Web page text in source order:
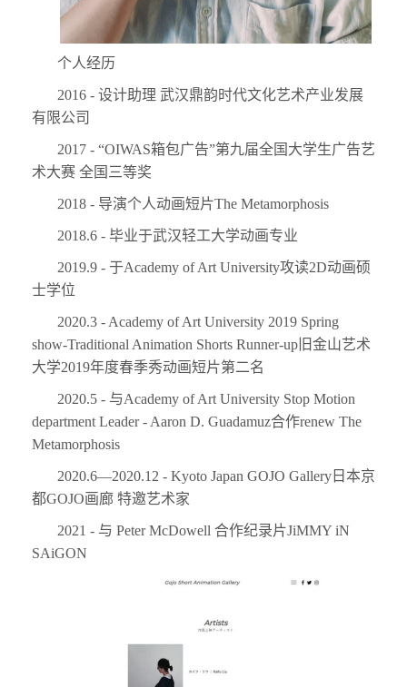
个人经历
2016 - 设计助理 武汉鼎韵时代文化艺术产业发展
有限公司
2017 - “OIWAS箱包广告”第九届全国大学生广告艺
术大赛 全国三等奖
2018 - 导演个人动画短片The Metamorphosis
2018.6 - 毕业于武汉轻工大学动画专业
2019.9 - 于Academy of Art University攻读2D动画硕
士学位
2020.3 - Academy of Art University 2019 Spring
show-Traditional Animation Shorts Runner-up旧金山艺术
大学2019年度春季秀动画短片第二名
2020.5 - 与Academy of Art University Stop Motion
department Leader - Aaron D. Guadamuz合作renew The
Metamorphosis
2020.6—2020.12 - Kyoto Japan GOJO Gallery日本京
都GOJO画廊 特邀艺术家
2021 - 与 Peter McDowell 合作纪录片JiMMY iN
SAiGON